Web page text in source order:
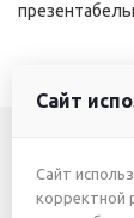
Сайт
Сайт
корректной